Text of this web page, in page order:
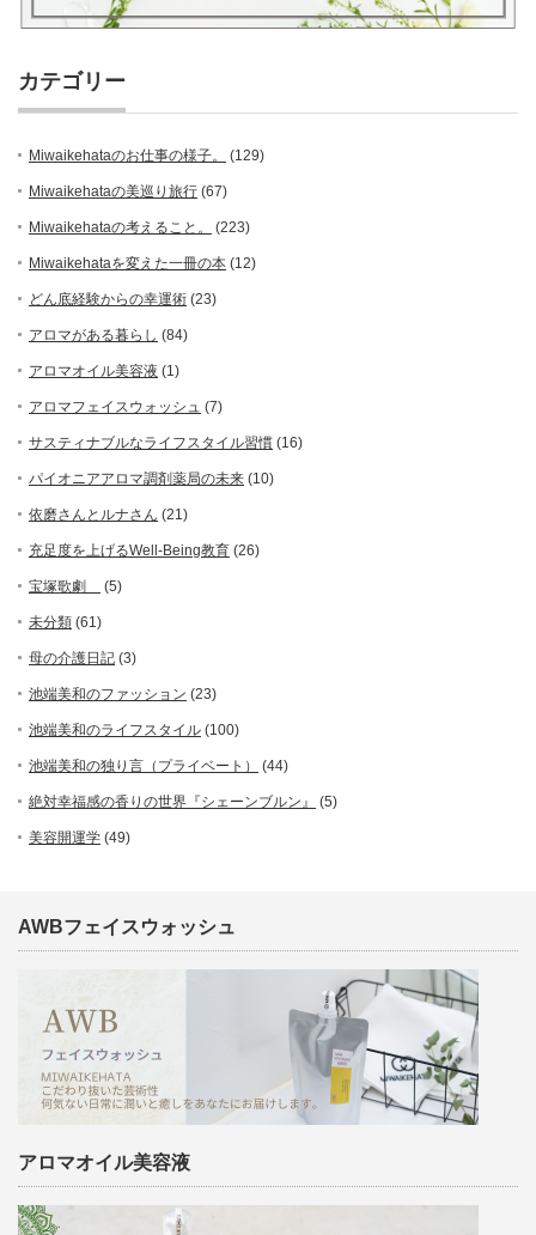
カテゴリー
Miwaikehataのお仕事の様子。 (129)
Miwaikehataの美巡り旅行 (67)
Miwaikehataの考えること。 (223)
Miwaikehataを変えた一冊の本 (12)
どん底経験からの幸運術 (23)
アロマがある暮らし (84)
アロマオイル美容液 (1)
アロマフェイスウォッシュ (7)
サスティナブルなライフスタイル習慣 (16)
パイオニアアロマ調剤薬局の未来 (10)
依磨さんとルナさん (21)
充足度を上げるWell-Being教育 (26)
宝塚歌劇 (5)
未分類 (61)
母の介護日記 (3)
池端美和のファッション (23)
池端美和のライフスタイル (100)
池端美和の独り言（プライベート） (44)
絶対幸福感の香りの世界『シェーンブルン』 (5)
美容開運学 (49)
AWBフェイスウォッシュ
アロマオイル美容液